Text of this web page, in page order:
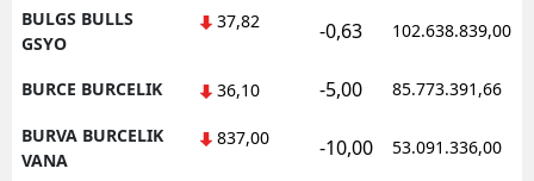
BULGS BULLS
GSYO
37,82 -0,63 102.638.839,00
BURCE BURCELIK 36,10 -5,00 85.773.391,66
BURVA BURCELIK
VANA
837,00 -10,00 53.091.336,00